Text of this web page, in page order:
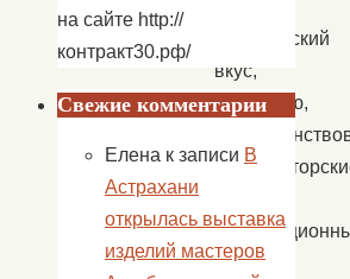
эстетический
вкус,
фантазию,
навыки
на сайте http://
контракт30.рф/
Свежие комментарии
Елена к записи В
Астрахани
открылась выставка
изделий мастеров